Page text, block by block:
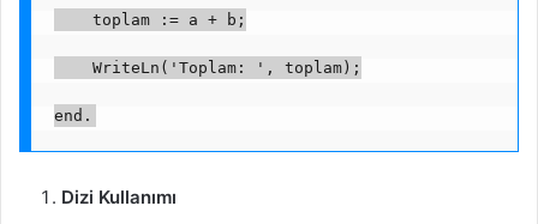
    toplam := a + b;
    WriteLn('Toplam: ', toplam);
end.
Dizi Kullanımı